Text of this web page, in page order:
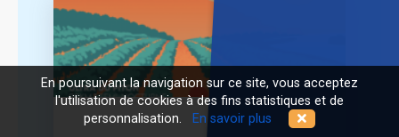
En poursuivant la navigation sur ce site, vous acceptez
l'utilisation de cookies à des fins statistiques et de
personnalisation.
En savoir plus